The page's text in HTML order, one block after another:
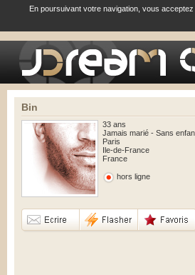
En poursuivant votre navigation, vous
Bin
33 ans
Jamais marié - Sans
Paris
Ile-de-France
France
hors ligne